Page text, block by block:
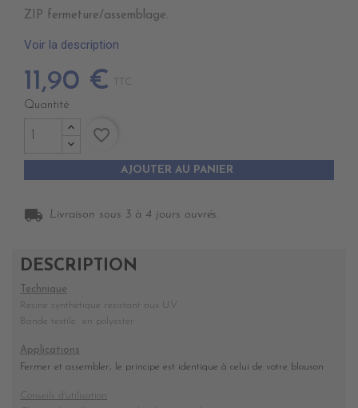
ZIP fermeture/assemblage.
Voir la description
11,90 € TTC
Quantité
AJOUTER AU PANIER
favorite_border
local_shipping Livraison sous 3 à 4 jours ouvrés.
DESCRIPTION
Technique
Resine synthétique résistant aux U.V.
Bande textile en polyester
Applications
Fermer et assembler, le principe est identique à celui de votre blouson
Conseils d'utilisation